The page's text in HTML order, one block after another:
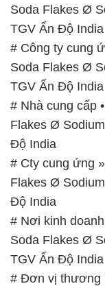
Soda Flakes Ø
TGV Ấn Độ India
# Công ty cung
Soda Flakes Ø
TGV Ấn Độ India
# Nhà cung cấp
Flakes Ø
Độ India
# Cty cung ứng
Flakes Ø
Độ India
# Nơi kinh
Soda Flakes Ø
TGV Ấn Độ India
# Đơn vị thương